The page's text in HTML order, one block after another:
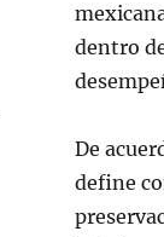
dentro
De
define